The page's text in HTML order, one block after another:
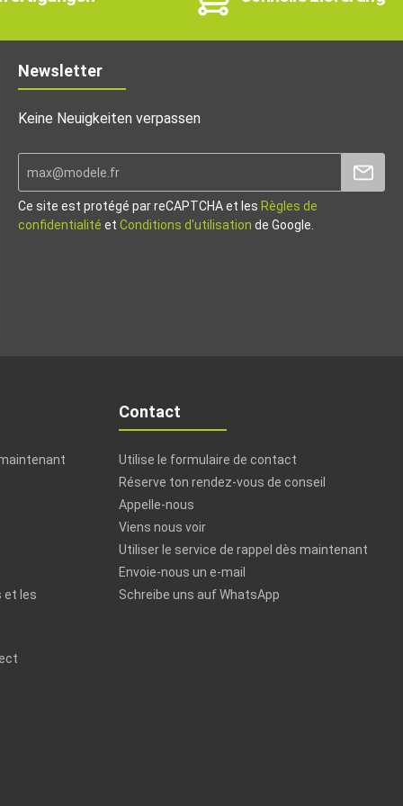
Newsletter
Keine Neuigkeiten verpassen
Ce site est protégé par reCAPTCHA et les Règles de
confidentialité et Conditions d'utilisation de Google.
et les
Contact
Utilise le formulaire de contact
Réserve ton rendez-vous de conseil
Appelle-nous
Viens nous voir
Utiliser le service de rappel dès maintenant
Envoie-nous un e-mail
Schreibe uns auf WhatsApp